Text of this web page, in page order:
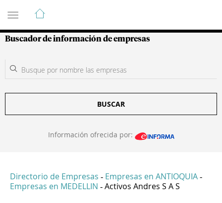
Guía de Empresas Colombianas
Buscador de información de empresas
BUSCAR
Información ofrecida por:
Directorio de Empresas - Empresas en ANTIOQUIA -
Empresas en MEDELLIN - Activos Andres S A S